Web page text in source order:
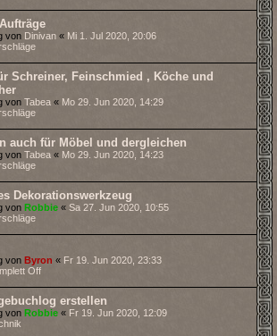
von Dinivan « Mi 1. Jul 2020, 20:06
Schreiner, Feinschmied , Köche und
von Tabea « Mo 29. Jun 2020, 14:29
auch für Möbel und dergleichen
von Tabea « Mo 29. Jun 2020, 14:23
Dekorationswerkzeug
von Robbie « Sa 27. Jun 2020, 10:55
von Byron « Fr 19. Jun 2020, 23:33
Off
erstellen
von Robbie « Fr 19. Jun 2020, 12:09